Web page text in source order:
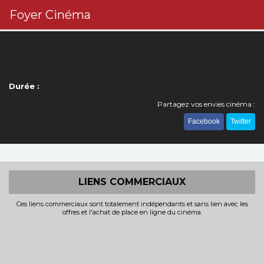
Foyer Cinéma
Durée :
Partagez vos envies cinéma :
Facebook Twitter
LIENS COMMERCIAUX
Ces liens commerciaux sont totalement indépendants et sans lien avec les
offres et l'achat de place en ligne du cinéma.